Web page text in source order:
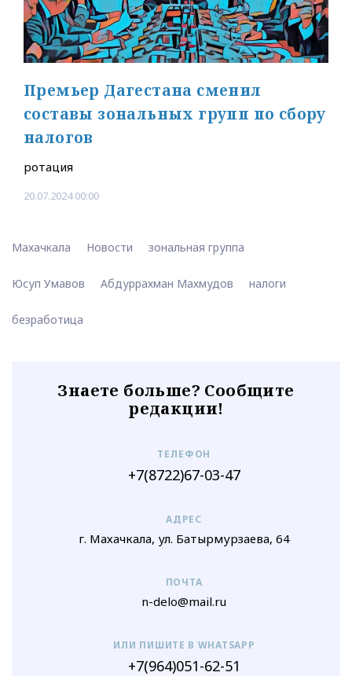
Премьер Дагестана сменил
составы зональных групп по сбору
налогов
ротация
20.07.2024 00:00
Махачкала Новости зональная группа
Юсуп Умавов Абдуррахман Махмудов налоги
безработица
Знаете больше? Сообщите
редакции!
ТЕЛЕФОН
+7(8722)67-03-47
АДРЕС
г. Махачкала, ул. Батырмурзаева, 64
ПОЧТА
n-delo@mail.ru
ИЛИ ПИШИТЕ В WHATSAPP
+7(964)051-62-51